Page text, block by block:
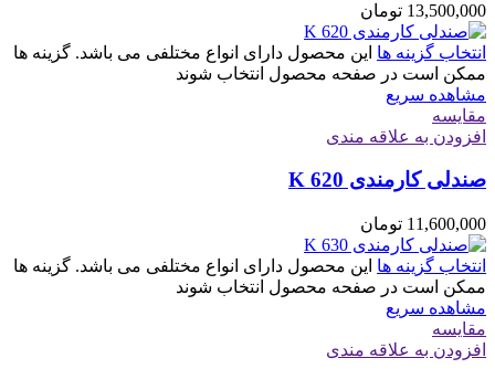
13,500,000 تومان
انتخاب گزینه ها این محصول دارای انواع مختلفی می باشد. گزینه ها
ممکن است در صفحه محصول انتخاب شوند
مشاهده سریع
مقایسه
افزودن به علاقه مندی
صندلی کارمندی K 620
11,600,000 تومان
انتخاب گزینه ها این محصول دارای انواع مختلفی می باشد. گزینه ها
ممکن است در صفحه محصول انتخاب شوند
مشاهده سریع
مقایسه
افزودن به علاقه مندی